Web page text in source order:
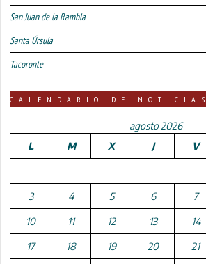
San Juan de la Rambla
Santa Úrsula
Tacoronte
CALENDARIO DE NOTICIAS
agosto 2026
L
M X J V
3 4 5 6 7
10 11 12 13 14
17 18 19 20 21